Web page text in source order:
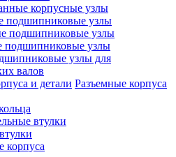
корпусные узлы
подшипниковые узлы
подшипниковые узлы
подшипниковые узлы
узлы для
валов
Разъемные корпуса
втулки
корпуса